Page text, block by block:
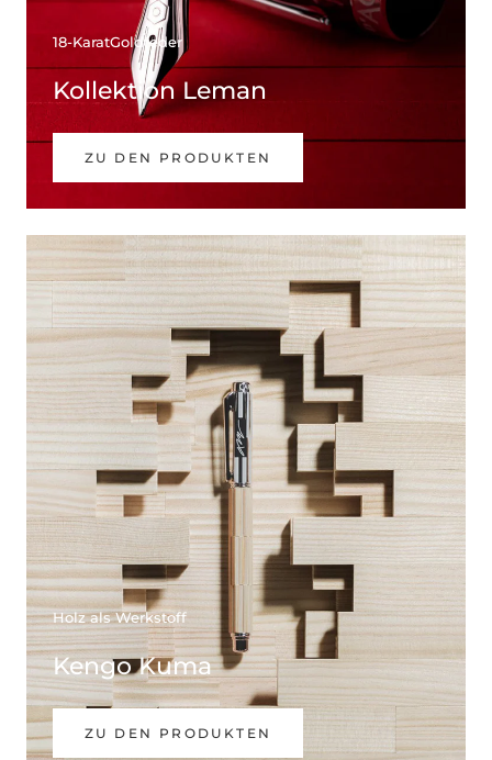
18-KaratGoldfeder
Kollektion Leman
ZU DEN PRODUKTEN
Holz als Werkstoff
Kengo Kuma
ZU DEN PRODUKTEN